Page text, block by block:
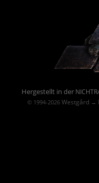
Hergestellt in der
© 1994-2026 Westgård→